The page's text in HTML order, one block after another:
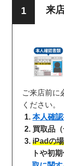
来
ご来店前に
ください。
本人確
買取品
iPadの
トや初